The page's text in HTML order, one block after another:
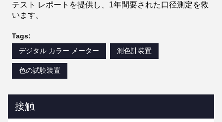
テスト レポートを提供し、1年間要された口径測定を救
います。
Tags:
デジタル カラー メーター
測色計装置
色の試験装置
接触